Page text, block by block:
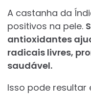
A castanha da
positivos na pele.
antioxidantes
radicais livres,
saudável.
Isso pode